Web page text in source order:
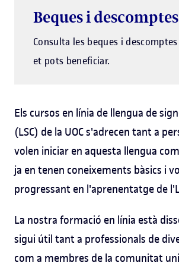
Beques i descomptes
Consulta les beques i
et pots beneficiar.
Els cursos en línia de llengua de
(LSC) de la UOC s'adrecen tant a
volen iniciar en aquesta llengua
ja en tenen coneixements bàsics i
progressant en l'aprenentatge de
La nostra formació en línia està
sigui útil tant a professionals de
com a membres de la comunitat